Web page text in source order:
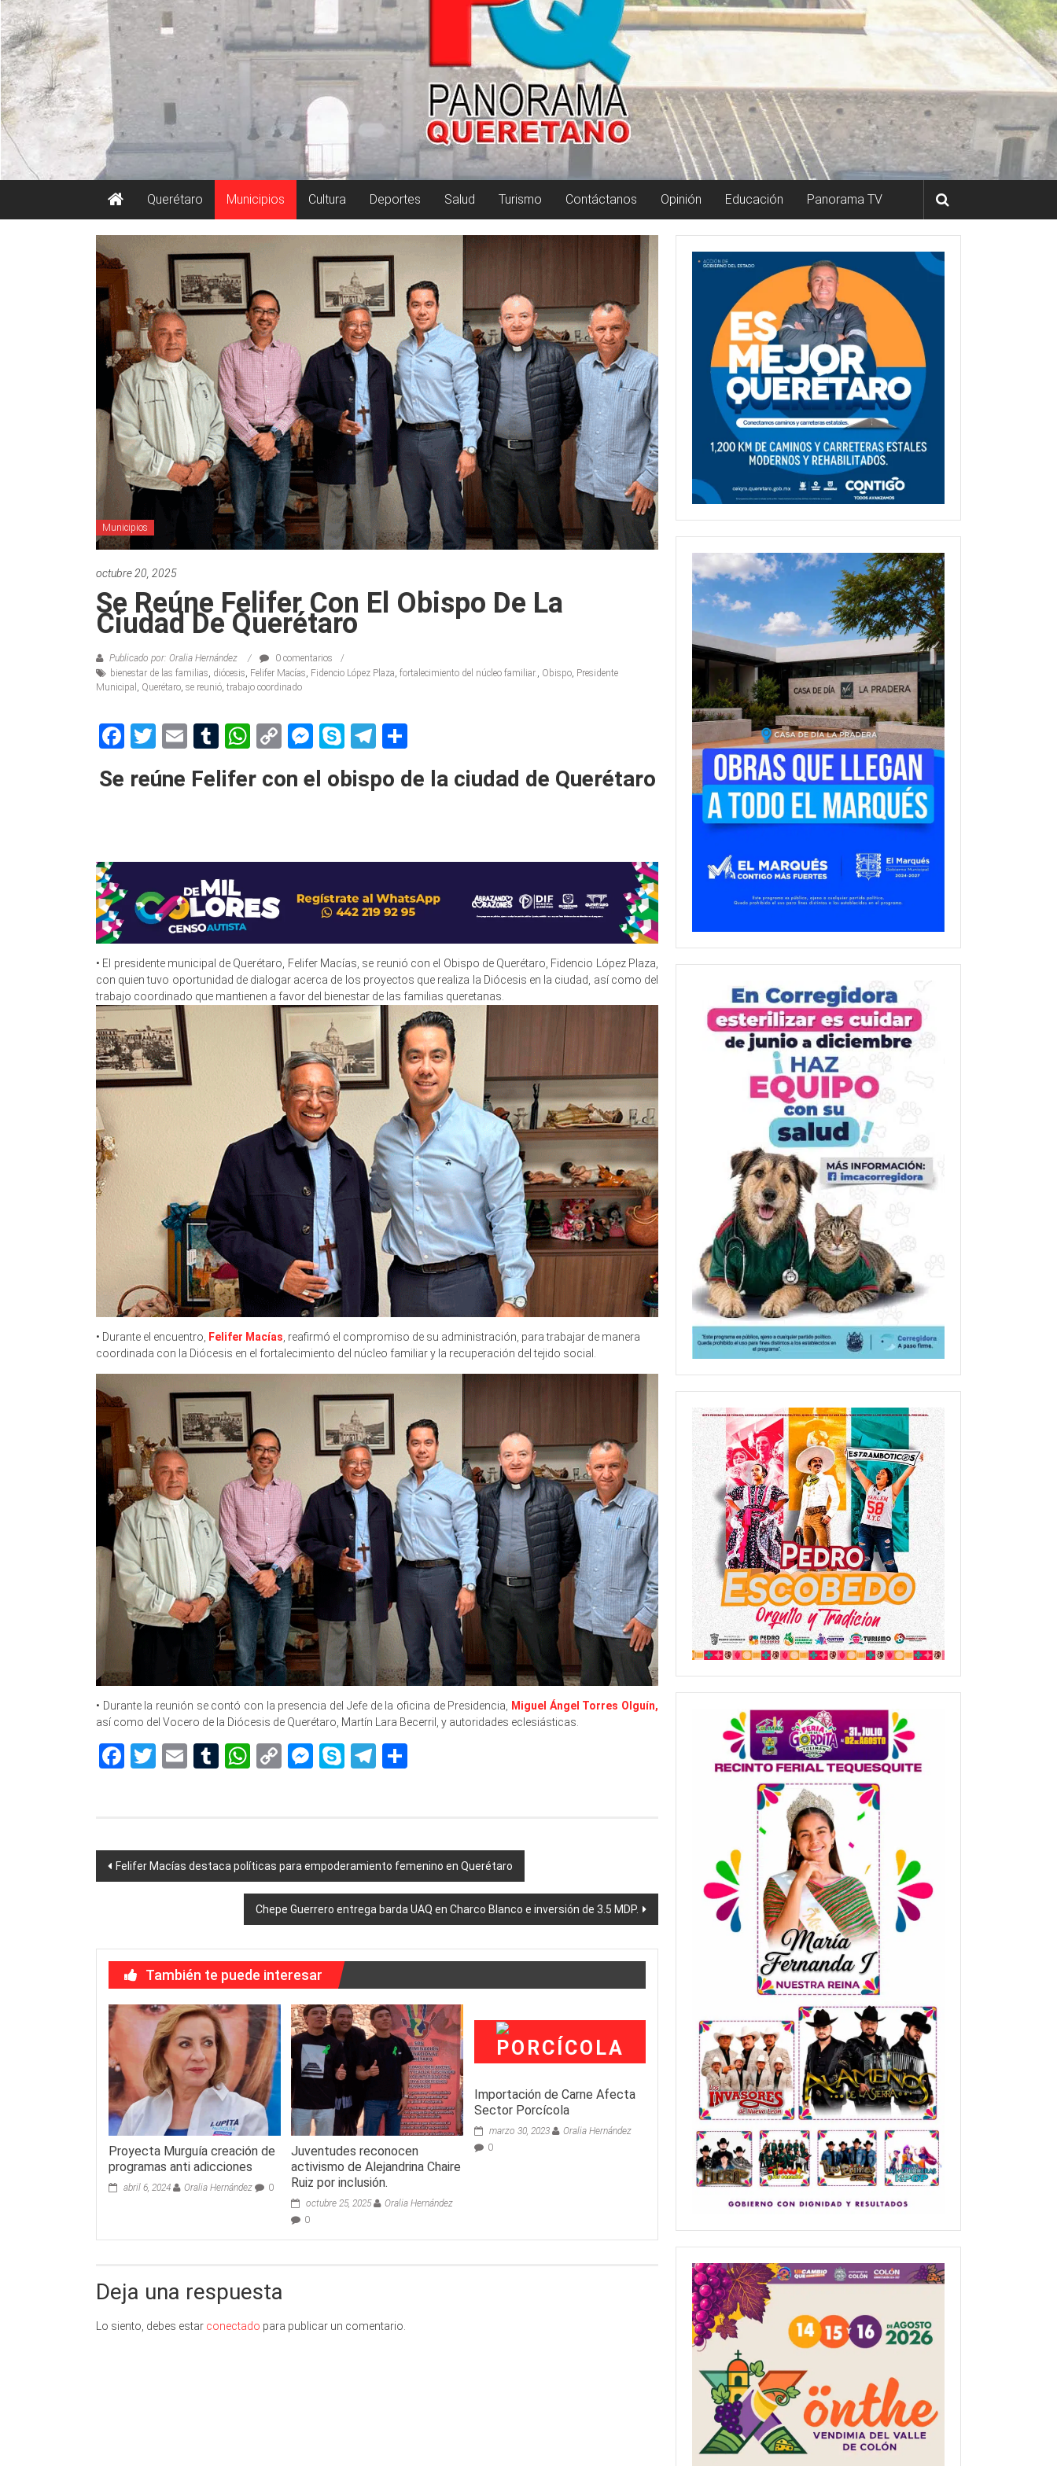
Querétaro Municipios Cultura Deportes Salud Turismo Contáctanos Opinión Educación Panorama TV
Municipios
octubre 20, 2025
Se Reúne Felifer Con El Obispo De La
Ciudad De Querétaro
Publicado por: Oralia Hernández
0 comentarios
bienestar de las familias, diócesis, Felifer Macías, Fidencio López Plaza, fortalecimiento del núcleo familiar., Obispo, Presidente
Municipal , Querétaro, se reunió, trabajo coordinado
Facebook
Twitter
EmailTumblr
WhatsApp
CopyMessenger
SkypeTelegram
Se reúne Felifer con el obispo de la ciudad de Querétaro
• El presidente municipal de Querétaro, Felifer Macías, se reunió con el Obispo de Querétaro, Fidencio López Plaza,
con quien tuvo oportunidad de dialogar acerca de los proyectos que realiza la Diócesis en la ciudad, así como del
trabajo coordinado que mantienen a favor del bienestar de las familias queretanas.
• Durante el encuentro, Felifer Macías , reafirmó el compromiso de su administración, para trabajar de manera
coordinada con la Diócesis en el fortalecimiento del núcleo familiar y la recuperación del tejido social.
• Durante la reunión se contó con la presencia del Jefe de la oficina de Presidencia,
Miguel Ángel Torres Olguín,
así como del Vocero de la Diócesis de Querétaro, Martín Lara Becerril, y autoridades eclesiásticas.
Facebook
Twitter
EmailTumblr
WhatsApp
CopyMessenger
SkypeTelegram
Navegación
Felifer Macías destaca políticas para empoderamiento femenino en Querétaro
Chepe Guerrero entrega barda UAQ en Charco Blanco e inversión de 3.5 MDP.
También te puede interesar
Proyecta Murguía creación de
programas anti adicciones
abril 6, 2024 Oralia Hernández 0
Juventudes reconocen
activismo de Alejandrina Chaire
Ruiz por inclusión.
octubre 25, 2025
Oralia Hernández
0
Importación de Carne Afecta
Sector Porcícola
marzo 30, 2023
Oralia Hernández
0
Deja una respuesta
Lo siento, debes estar conectado para publicar un comentario.